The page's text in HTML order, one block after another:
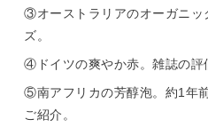
③オーストラリアのオーガニッ
ズ。
④ドイツの爽やか赤。雑誌の評
⑤南アフリカの芳醇泡。約1年
ご紹介。